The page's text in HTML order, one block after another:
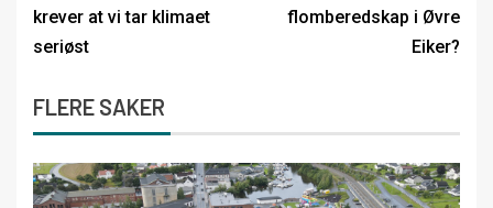
krever at vi tar klimaet
seriøst
flomberedskap i Øvre
Eiker?
FLERE SAKER